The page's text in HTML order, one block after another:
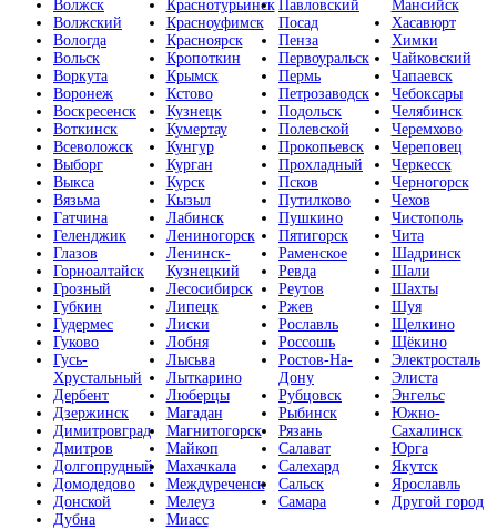
Волжск
Волжский
Вологда
Вольск
Воркута
Воронеж
Воскресенск
Воткинск
Всеволожск
Выборг
Выкса
Вязьма
Гатчина
Геленджик
Глазов
Горноалтайск
Грозный
Губкин
Гудермес
Гуково
Гусь-
Хрустальный
Дербент
Дзержинск
Димитровград
Дмитров
Долгопрудный
Домодедово
Донской
Дубна
Краснотурьинск
Красноуфимск
Красноярск
Кропоткин
Крымск
Кстово
Кузнецк
Кумертау
Кунгур
Курган
Курск
Кызыл
Лабинск
Лениногорск
Ленинск-
Кузнецкий
Лесосибирск
Липецк
Лиски
Лобня
Лысьва
Лыткарино
Люберцы
Магадан
Магнитогорск
Майкоп
Махачкала
Междуреченск
Мелеуз
Миасс
Павловский
Посад
Пенза
Первоуральск
Пермь
Петрозаводск
Подольск
Полевской
Прокопьевск
Прохладный
Псков
Путилково
Пушкино
Пятигорск
Раменское
Ревда
Реутов
Ржев
Рославль
Россошь
Ростов-На-
Дону
Рубцовск
Рыбинск
Рязань
Салават
Салехард
Сальск
Самара
Мансийск
Хасавюрт
Химки
Чайковский
Чапаевск
Чебоксары
Челябинск
Черемхово
Череповец
Черкесск
Черногорск
Чехов
Чистополь
Чита
Шадринск
Шали
Шахты
Шуя
Щелкино
Щёкино
Электросталь
Элиста
Энгельс
Южно-
Сахалинск
Юрга
Якутск
Ярославль
Другой город